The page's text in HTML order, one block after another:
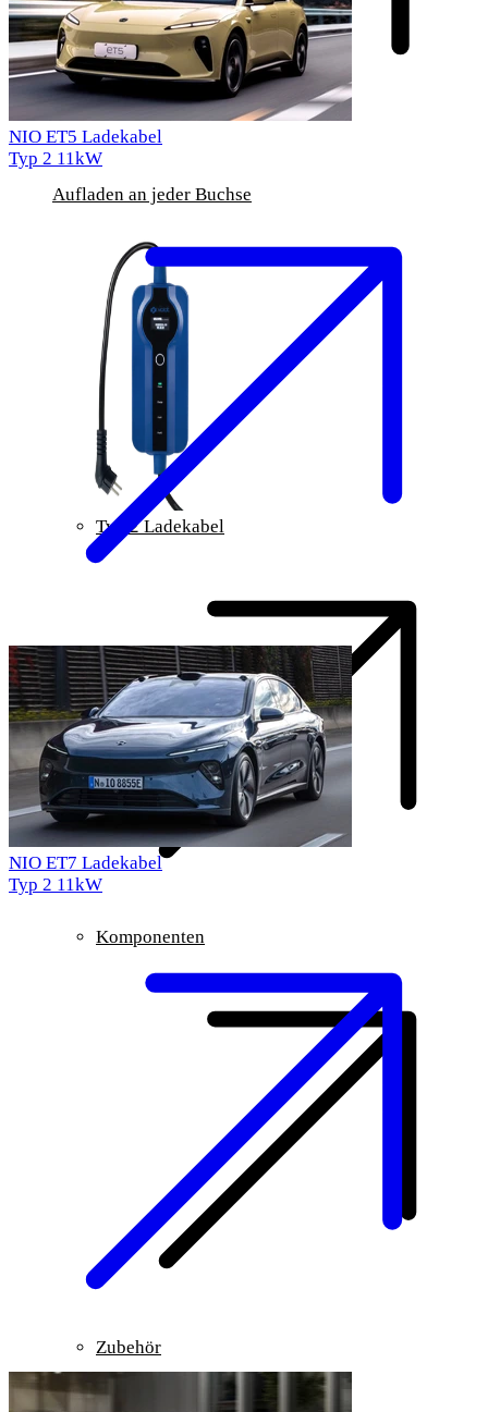
Aufladen an jeder Buchse
Typ 2 Ladekabel
Komponenten
Zubehör
NIO ET5 Ladekabel
Typ 2 11kW
NIO ET7 Ladekabel
Typ 2 11kW